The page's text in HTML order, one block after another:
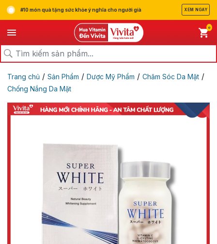
#10 món quà tặng sức khỏe ý nghĩa cho người già XEM NGAY
0
Trang chủ / Sản Phẩm / Dược Mỹ Phẩm / Chăm Sóc Da Mặt /
Chống Nắng Da Mặt